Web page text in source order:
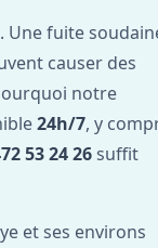
Une fuite
causer des
notre
24h/7, y
53 24 26suffit
et ses environs